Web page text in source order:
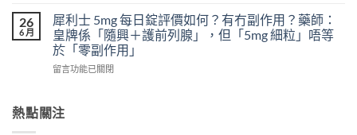
學
風
險
到
替
代
分
鐘
舒
法
防
威
而
鋼
有
什
害：
級
希
愛
力：
改
功
26
6 月
犀利士 5mg 每日錠評價如何？有冇副作用？藥師：
皇牌係「隨興＋護前列腺」，但「5mg 細粒」唔等
於「零副作用」
在
士
5mg
留言功能已關閉
熱點關注